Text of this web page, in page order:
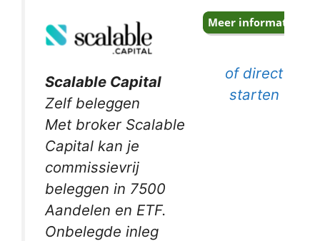
Scalable Capital
Zelf beleggen
Met broker Scalable
Capital kan je
commissievrij
beleggen in 7500
Aandelen en ETF.
Onbelegde inleg
of direct
starten